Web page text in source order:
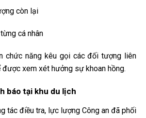
còn lại
cá nhân
chức năng kêu gọi các đối tượng liên
được xem xét hưởng sự khoan hồng.
báo tại khu du lịch
tác điều tra, lực lượng Công an đã phối